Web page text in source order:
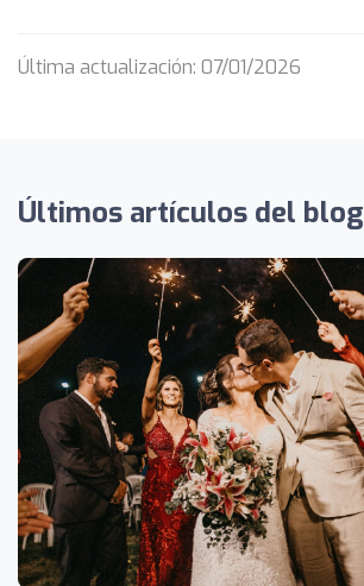
Última actualización: 07/01/2026
Últimos artículos del blog